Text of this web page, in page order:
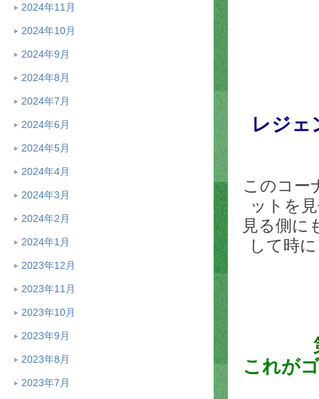
2024年11月
2024年10月
2024年9月
2024年8月
2024年7月
2024年6月
2024年5月
2024年4月
2024年3月
2024年2月
2024年1月
2023年12月
2023年11月
2023年10月
2023年9月
2023年8月
2023年7月
レジェ
このコー
ットを
見る側に
して時
これが